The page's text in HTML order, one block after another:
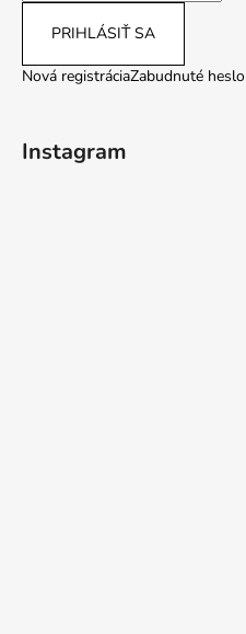
PRIHLÁSIŤ SA
Nová registráciaZabudnuté heslo
Instagram